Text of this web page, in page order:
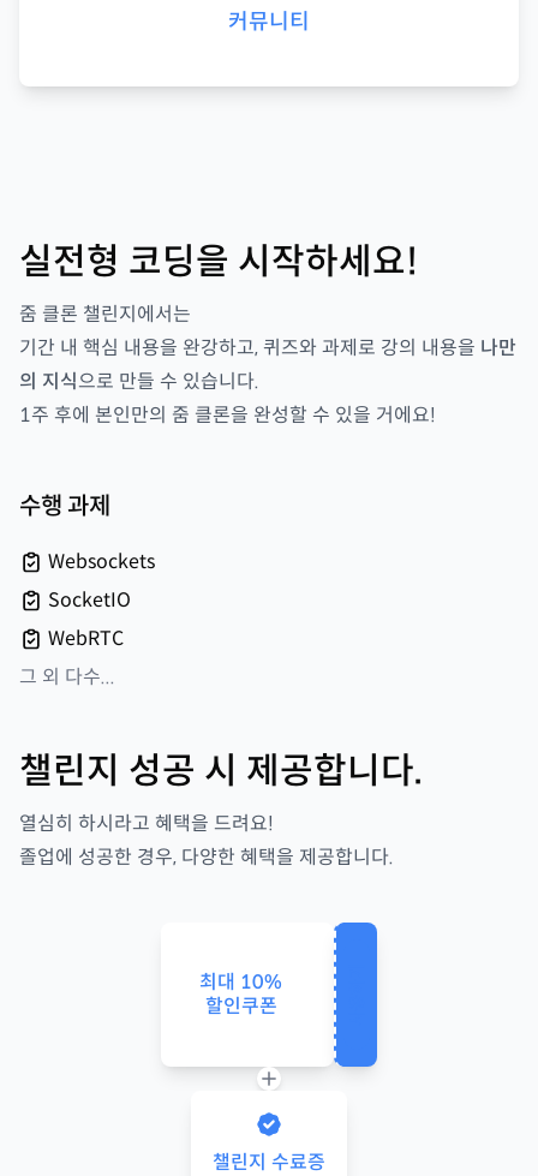
커뮤니티
실전형 코딩을 시작하세요!
줌 클론 챌린지에서는
기간 내 핵심 내용을 완강하고, 퀴즈와 과제로 강의 내용을 나만
의 지식으로 만들 수 있습니다.
1주 후에 본인만의 줌 클론을 완성할 수 있을 거에요!
수행 과제
Websockets
SocketIO
WebRTC
그 외 다수...
챌린지 성공 시 제공합니다.
열심히 하시라고 혜택을 드려요!
졸업에 성공한 경우, 다양한 혜택을 제공합니다.
최대 10%
할인쿠폰
챌린지 수료증